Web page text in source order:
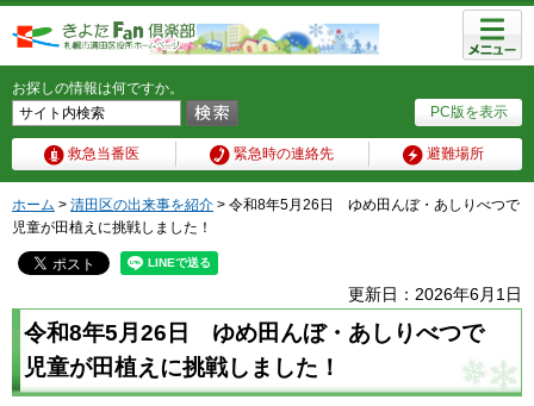
PC版を表示
お探しの情報は何ですか。
救急当番医 緊急時の連絡先 避難場所
メニュ
ー
ホーム > 清田区の出来事を紹介 > 令和8年5月26日 ゆめ田んぼ・あしりべつで
児童が田植えに挑戦しました！
更新日：2026年6月1日
令和8年5月26日 ゆめ田んぼ・あしりべつで
児童が田植えに挑戦しました！